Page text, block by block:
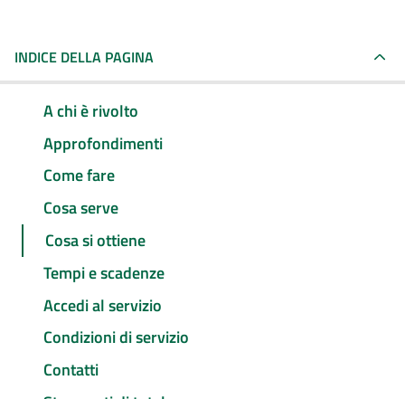
INDICE DELLA PAGINA
A chi è rivolto
Approfondimenti
Come fare
Cosa serve
Cosa si ottiene
Tempi e scadenze
Accedi al servizio
Condizioni di servizio
Contatti